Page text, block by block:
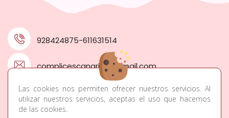
Las cookies nos permiten ofrecer nuestros servicios. Al
utilizar nuestros servicios, aceptas el uso que hacemos
de las cookies.
928424875-611631514
complicescanarias@gmail.com
C/Pintor Felo Monzón 15, 7 Palmas, Las Palmas